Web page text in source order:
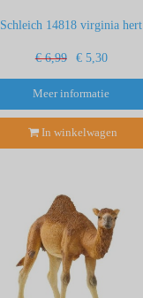
Schleich 14818 virginia hert
€ 6,99 € 5,30
Meer informatie
In winkelwagen